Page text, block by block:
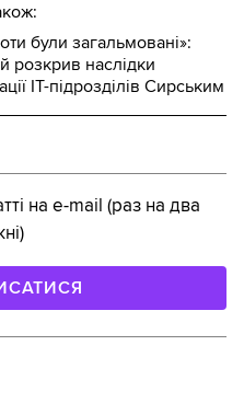
були загальмовані»:
розкрив наслідки
IT-підрозділів Сирським
на e-mail (раз на два